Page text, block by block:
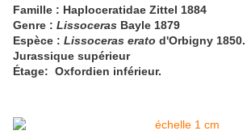
Famille : Haploceratidae Zittel 1884
Genre : Lissoceras Bayle 1879
Espèce : Lissoceras erato d'Orbigny 1850.
Jurassique supérieur
Étage: Oxfordien inférieur.